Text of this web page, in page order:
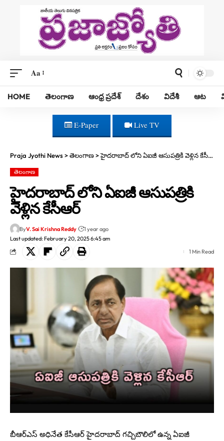
Aa
HOME తెలంగాణ ఆంధ్ర ప్రదేశ్ దేశం విదేశీ ఆట
E-Paper Live TV
Praja Jyothi News>తెలంగాణ>హైదరాబాద్ లోని ఏఐజీ ఆసుపత్రికి వెళ్లిన కేసీఆర్
తెలంగాణ
హైదరాబాద్ లోని ఏఐజీ ఆసుపత్రికి
వెళ్లిన కేసీఆర్
Last updated: February 20, 2025 6:45 am
ByV. Sai Krishna Reddy 1 year ago
1 Min Read
బీఆర్ఎస్ అధినేత కేసీఆర్ హైదరాబాద్ గచ్చిబౌలిలో ఉన్న ఏఐజీ